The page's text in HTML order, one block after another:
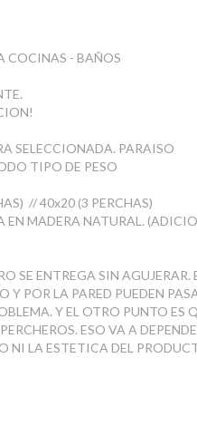
COCINAS - BAÑOS
SELECCIONADA. PARAISO
TIPO DE PESO
// 40x20 (3 PERCHAS)
EN MADERA NATURAL.
SE ENTREGA SIN
Y POR LA PARED PUEDEN
Y EL OTRO PUNTO ES
ESO VA A
NI LA ESTETICA DEL